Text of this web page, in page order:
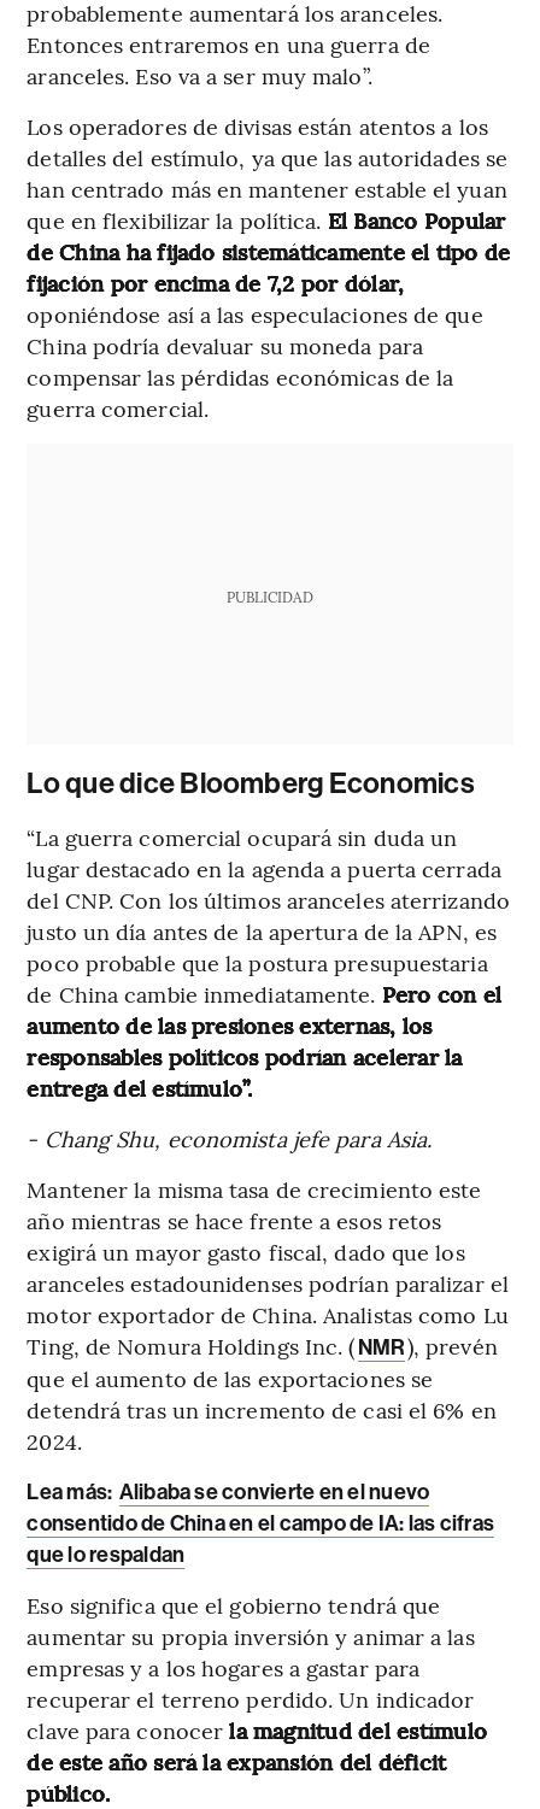
probablemente aumentará los aranceles.
Entonces entraremos en una guerra de
aranceles. Eso va a ser muy malo”.
Los operadores de divisas están atentos a los
detalles del estímulo, ya que las autoridades se
han centrado más en mantener estable el yuan
que en flexibilizar la política. El Banco Popular
de China ha fijado sistemáticamente el tipo de
fijación por encima de 7,2 por dólar,
oponiéndose así a las especulaciones de que
China podría devaluar su moneda para
compensar las pérdidas económicas de la
guerra comercial.
PUBLICIDAD
Lo que dice Bloomberg Economics
“La guerra comercial ocupará sin duda un
lugar destacado en la agenda a puerta cerrada
del CNP. Con los últimos aranceles aterrizando
justo un día antes de la apertura de la APN, es
poco probable que la postura presupuestaria
de China cambie inmediatamente. Pero con el
aumento de las presiones externas, los
responsables políticos podrían acelerar la
entrega del estímulo”.
- Chang Shu, economista jefe para Asia.
Mantener la misma tasa de crecimiento este
año mientras se hace frente a esos retos
exigirá un mayor gasto fiscal, dado que los
aranceles estadounidenses podrían paralizar el
motor exportador de China. Analistas como Lu
Ting, de Nomura Holdings Inc. (NMR), prevén
que el aumento de las exportaciones se
detendrá tras un incremento de casi el 6% en
2024.
Lea más: Alibaba se convierte en el nuevo
consentido de China en el campo de IA: las cifras
que lo respaldan
Eso significa que el gobierno tendrá que
aumentar su propia inversión y animar a las
empresas y a los hogares a gastar para
recuperar el terreno perdido. Un indicador
clave para conocerla magnitud del estímulo
de este año será la expansión del déficit
público.